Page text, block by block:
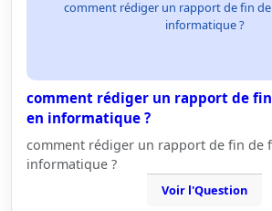
comment rédiger un rapport de fin
informatique ?
comment rédiger un rapport de
en informatique ?
comment rédiger un rapport de fin de
informatique ?
Voir l'Question